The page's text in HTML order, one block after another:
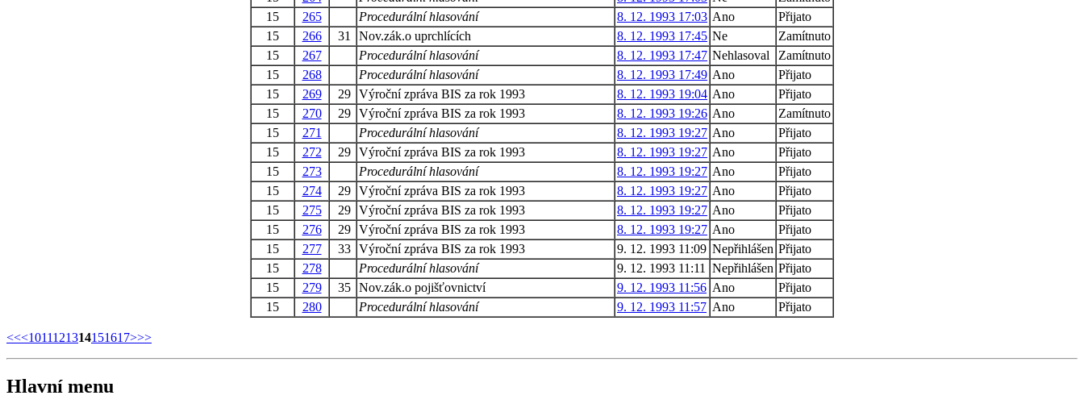
15
265 Procedurální hlasování 8. 12. 1993 17:03 Ano
Přijato
15
266 31 Nov.zák.o uprchlících 8. 12. 1993 17:45 Ne
Zamítnuto
15
267 Procedurální hlasování 8. 12. 1993 17:47 Nehlasoval
Zamítnuto
15
268 Procedurální hlasování 8. 12. 1993 17:49 Ano
Přijato
15
269 29 Výroční zpráva BIS za rok 1993 8. 12. 1993 19:04 Ano
Přijato
15
270 29 Výroční zpráva BIS za rok 1993 8. 12. 1993 19:26 Ano
Zamítnuto
15
271 Procedurální hlasování 8. 12. 1993 19:27 Ano
Přijato
15
272 29 Výroční zpráva BIS za rok 1993 8. 12. 1993 19:27 Ano
Přijato
15
273 Procedurální hlasování 8. 12. 1993 19:27 Ano
Přijato
15
274 29 Výroční zpráva BIS za rok 1993 8. 12. 1993 19:27 Ano
Přijato
15
275 29 Výroční zpráva BIS za rok 1993 8. 12. 1993 19:27 Ano
Přijato
15
276 29 Výroční zpráva BIS za rok 1993 8. 12. 1993 19:27 Ano
Přijato
15
277 33 Výroční zpráva BIS za rok 1993 9. 12. 1993 11:09 Nepřihlášen Přijato
15
278 Procedurální hlasování 9. 12. 1993 11:11 Nepřihlášen Přijato
15
279 35 Nov.zák.o pojišťovnictví 9. 12. 1993 11:56 Ano
Přijato
15
280 Procedurální hlasování 9. 12. 1993 11:57 Ano Přijato
<<<1011121314151617>>>
Hlavní menu